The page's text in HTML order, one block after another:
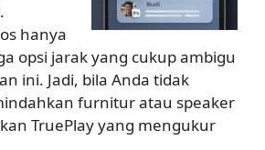
hanya
opsi jarak yang cukup ambigu
ini. Jadi, bila Anda tidak
furnitur atau speaker
TruePlay yang mengukur